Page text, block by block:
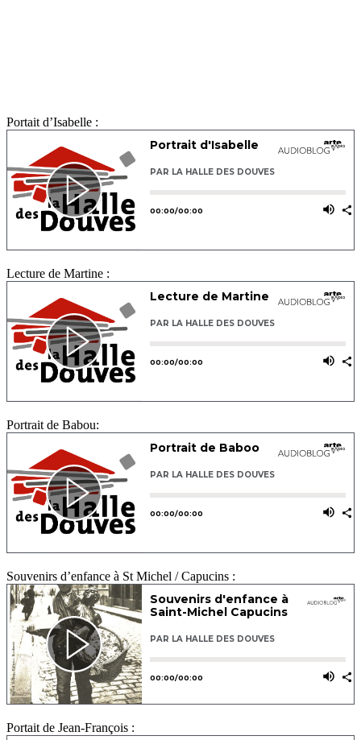
Portait d’Isabelle :
Lecture de Martine :
Portrait de Babou:
Souvenirs d’enfance à St Michel / Capucins :
Portait de Jean-François :